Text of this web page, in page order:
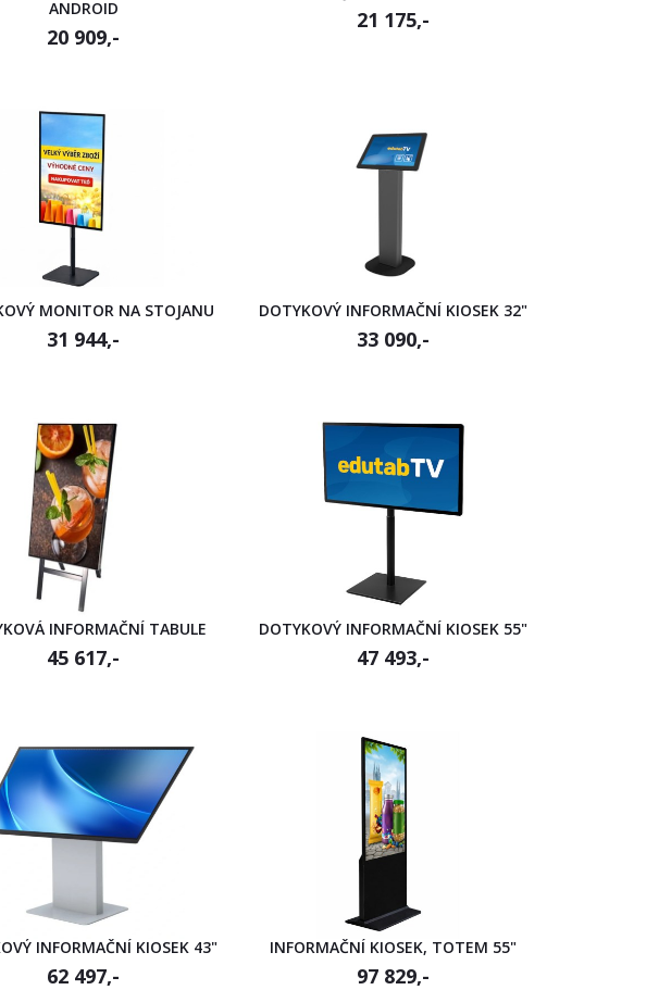
ANDROID
20 909,-
21 175,-
MONITOR NA STOJANU
31 944,-
DOTYKOVÝ INFORMAČNÍ KIOSEK 32"
33 090,-
INFORMAČNÍ TABULE
45 617,-
DOTYKOVÝ INFORMAČNÍ KIOSEK 55"
47 493,-
INFORMAČNÍ KIOSEK 43"
62 497,-
INFORMAČNÍ KIOSEK, TOTEM 55"
97 829,-